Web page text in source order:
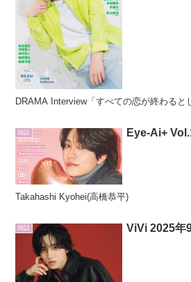
DRAMA Interview「すべての恋が終わると
雑誌 Eye-Ai+
Takahashi Kyohei(高橋恭平)
雑誌 ViVi 2025年